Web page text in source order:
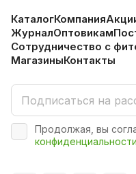
КаталогКомпания
ЖурналОптовикам
Сотрудничество с
МагазиныКонтакты
Продолжая, вы
конфиденциальности